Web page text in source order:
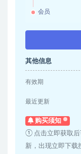
会员
其他信息
有效期
最近更新
购买须知
① 点击立即获取后
新，出现立即下载